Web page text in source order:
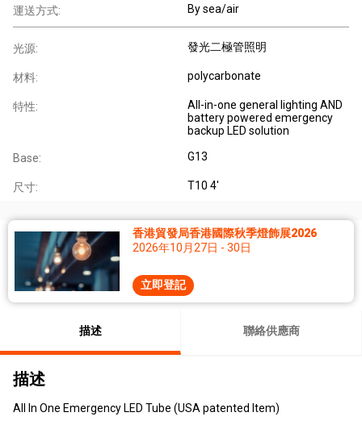
運送方式: By sea/air
光源: 發光二極管照明
材料: polycarbonate
特性:
All-in-one general lighting AND
battery powered emergency
backup LED solution
Base: G13
尺寸: T10 4'
香港貿發局香港國際秋季燈飾展2026
2026年10月27日 - 30日
立即登記
描述 聯絡供應商
描述
All In One Emergency LED Tube (USA patented Item)